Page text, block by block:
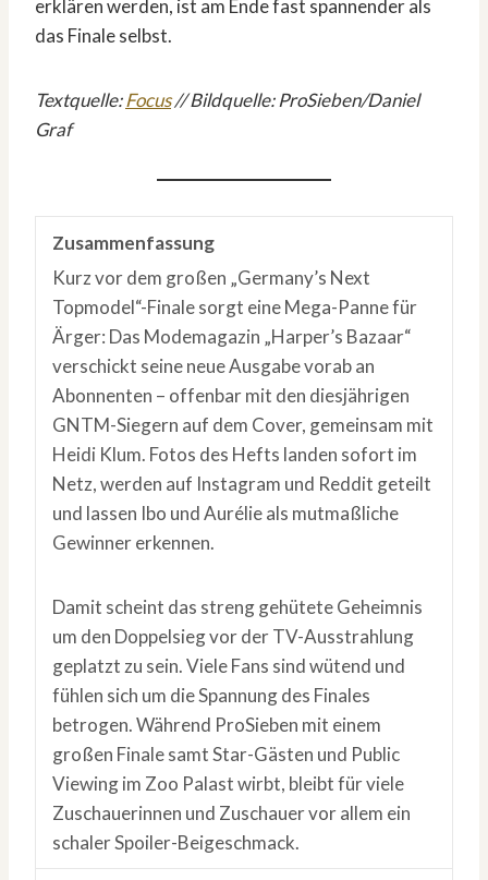
erklären werden, ist am Ende fast spannender als
das Finale selbst.
Textquelle:Focus// Bildquelle: ProSieben/Daniel
Graf
Zusammenfassung
Kurz vor dem großen „Germany’s Next
Topmodel“-Finale sorgt eine Mega-Panne für
Ärger: Das Modemagazin „Harper’s Bazaar“
verschickt seine neue Ausgabe vorab an
Abonnenten – offenbar mit den diesjährigen
GNTM-Siegern auf dem Cover, gemeinsam mit
Heidi Klum. Fotos des Hefts landen sofort im
Netz, werden auf Instagram und Reddit geteilt
und lassen Ibo und Aurélie als mutmaßliche
Gewinner erkennen.
Damit scheint das streng gehütete Geheimnis
um den Doppelsieg vor der TV-Ausstrahlung
geplatzt zu sein. Viele Fans sind wütend und
fühlen sich um die Spannung des Finales
betrogen. Während ProSieben mit einem
großen Finale samt Star-Gästen und Public
Viewing im Zoo Palast wirbt, bleibt für viele
Zuschauerinnen und Zuschauer vor allem ein
schaler Spoiler-Beigeschmack.